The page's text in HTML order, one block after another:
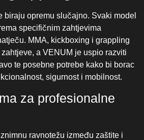
ravnotežu između zaštite i
biti zaštićen pri udarcima, ali i
hvatanje i borbu na tlu. Zbog
biraju:
profilom – omogućavaju bolji
u zahvat bez ograničenja.
– podržavaju mišićne
pokreta.
s ostalom opremom poput